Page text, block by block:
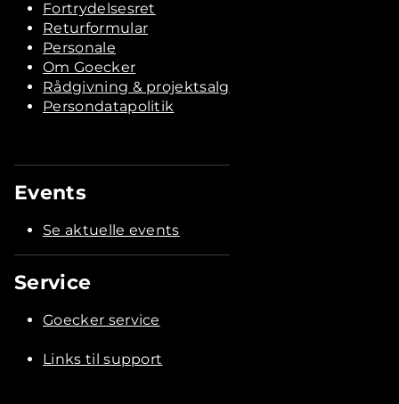
Fortrydelsesret
Returformular
Personale
Om Goecker
Rådgivning & projektsalg
Persondatapolitik
Events
Se aktuelle events
Service
Goecker service
Links til support